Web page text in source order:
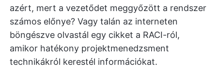
azért, mert a vezetődet meggyőzött a rendszer
számos előnye? Vagy talán az interneten
böngészve olvastál egy cikket a RACI-ról,
amikor hatékony projektmenedzsment
technikákról kerestél információkat.